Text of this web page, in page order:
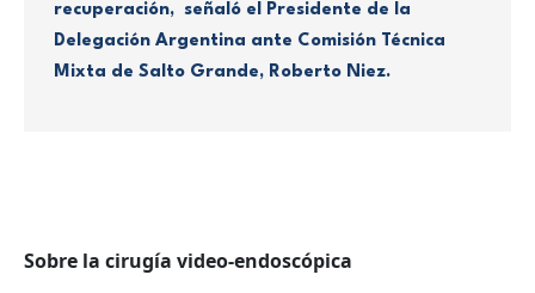
recuperación, señaló el Presidente de la
Delegación Argentina ante Comisión Técnica
Mixta de Salto Grande, Roberto Niez.
Sobre la cirugía video-endoscópica